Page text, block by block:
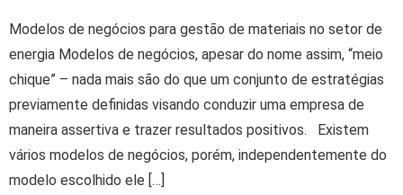
Modelos de negócios para gestão de materiais no setor de
energia Modelos de negócios, apesar do nome assim, “meio
chique” – nada mais são do que um conjunto de estratégias
previamente definidas visando conduzir uma empresa de
maneira assertiva e trazer resultados positivos. Existem
vários modelos de negócios, porém, independentemente do
modelo escolhido ele […]